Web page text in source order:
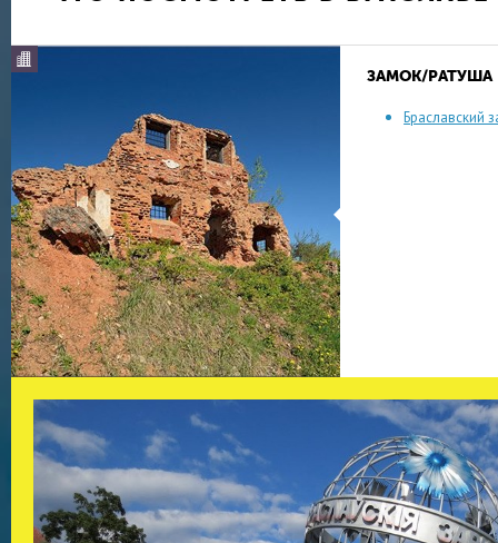
ЗАМОК/РАТУША
Браславский